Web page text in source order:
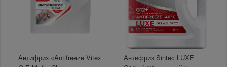
Антифриз «Antifreeze Vitex
Антифриз Sintec LUXE